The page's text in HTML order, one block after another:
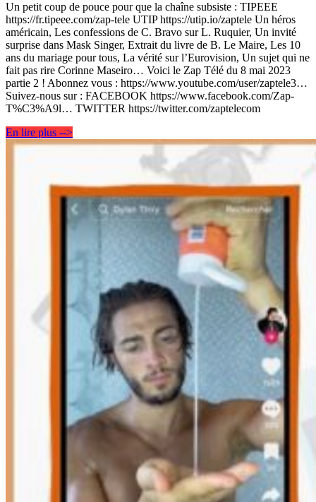
Un petit coup de pouce pour que la chaîne subsiste : TIPEEE
https://fr.tipeee.com/zap-tele UTIP https://utip.io/zaptele Un héros
américain, Les confessions de C. Bravo sur L. Ruquier, Un invité
surprise dans Mask Singer, Extrait du livre de B. Le Maire, Les 10
ans du mariage pour tous, La vérité sur l’Eurovision, Un sujet qui ne
fait pas rire Corinne Maseiro… Voici le Zap Télé du 8 mai 2023
partie 2 ! Abonnez vous : https://www.youtube.com/user/zaptele3…
Suivez-nous sur : FACEBOOK https://www.facebook.com/Zap-
T%C3%A9l… TWITTER https://twitter.com/zaptelecom
En lire plus -->